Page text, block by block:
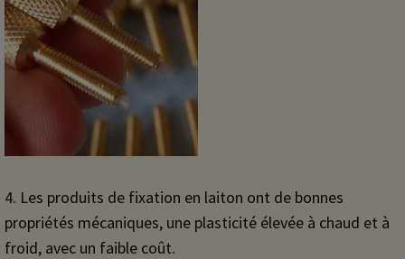
4. Les produits de fixation en laiton ont de bonnes
propriétés mécaniques, une plasticité élevée à chaud et à
froid, avec un faible coût.